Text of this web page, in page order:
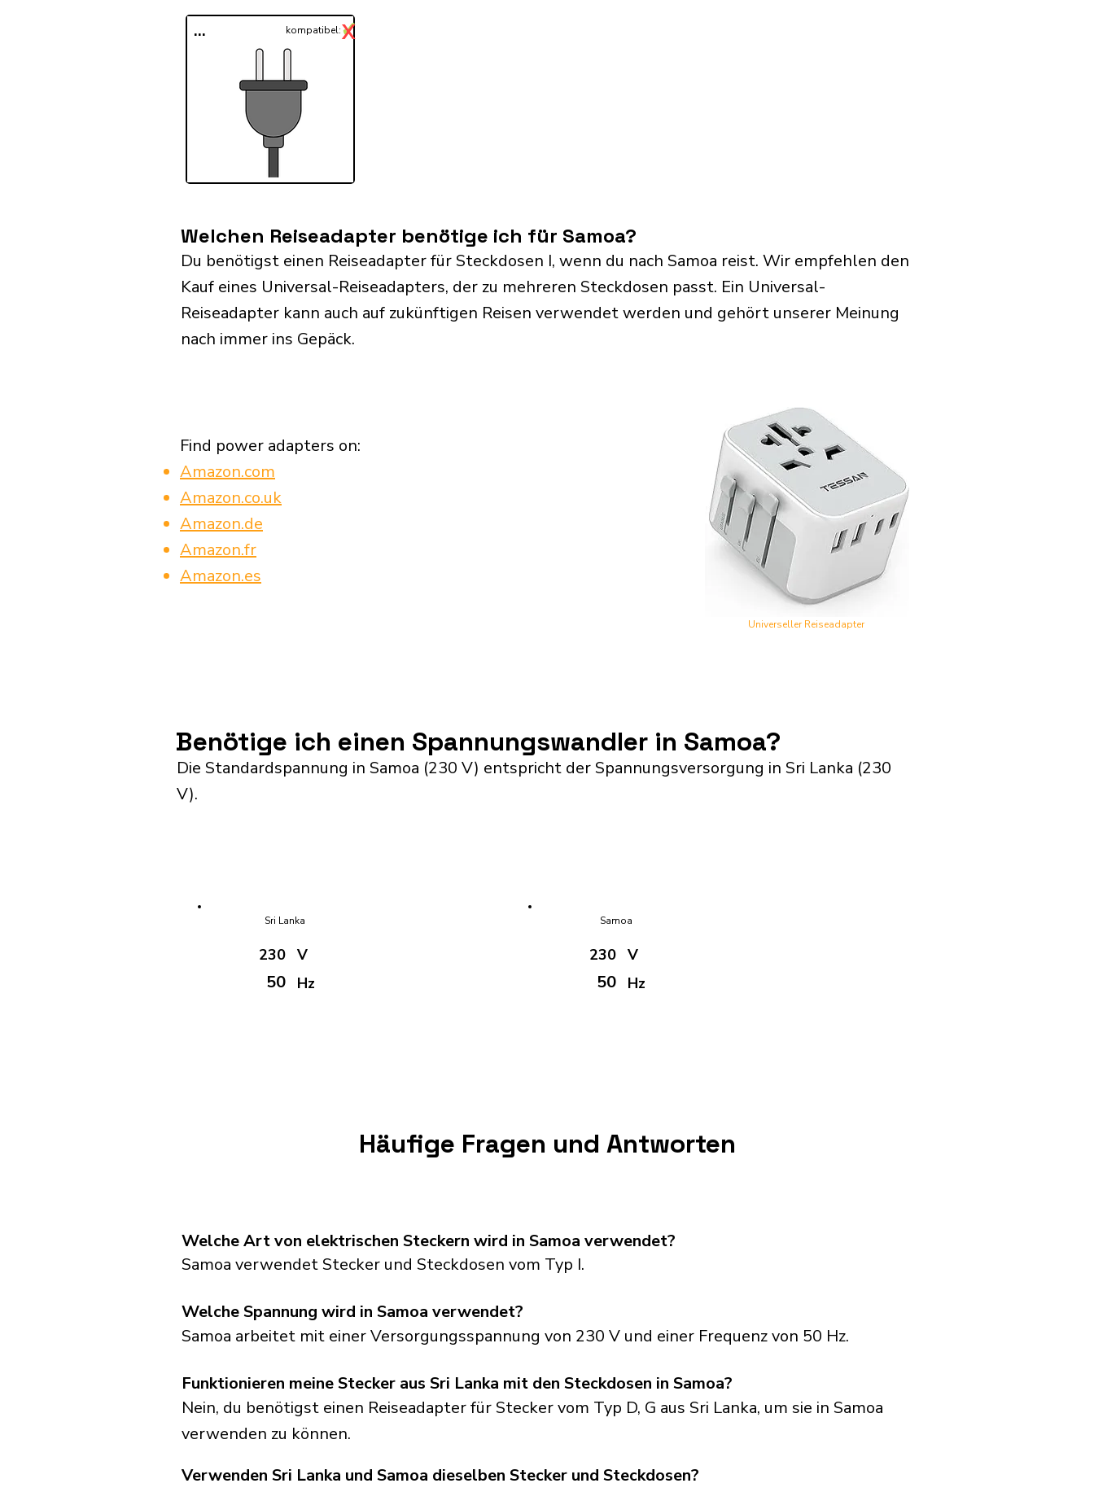
... ✓
kompatibel:X
Welchen Reiseadapter benötige ich für Samoa?
Du benötigst einen Reiseadapter für Steckdosen I, wenn du nach Samoa reist. Wir empfehlen den
Kauf eines Universal-Reiseadapters, der zu mehreren Steckdosen passt. Ein Universal-
Reiseadapter kann auch auf zukünftigen Reisen verwendet werden und gehört unserer Meinung
nach immer ins Gepäck.
Find power adapters on:
Amazon.com
Amazon.co.uk
Amazon.de
Amazon.fr
Amazon.es
Universeller Reiseadapter
Benötige ich einen Spannungswandler in Samoa?
Die Standardspannung in Samoa (230 V) entspricht der Spannungsversorgung in Sri Lanka (230
V).
Sri Lanka
230
50
V
Hz
Samoa
230
50
V
Hz
Häufige Fragen und Antworten
Welche Art von elektrischen Steckern wird in Samoa verwendet?
Samoa verwendet Stecker und Steckdosen vom Typ I.
Welche Spannung wird in Samoa verwendet?
Samoa arbeitet mit einer Versorgungsspannung von 230 V und einer Frequenz von 50 Hz.
Funktionieren meine Stecker aus Sri Lanka mit den Steckdosen in Samoa?
Nein, du benötigst einen Reiseadapter für Stecker vom Typ D, G aus Sri Lanka, um sie in Samoa
verwenden zu können.
Verwenden Sri Lanka und Samoa dieselben Stecker und Steckdosen?